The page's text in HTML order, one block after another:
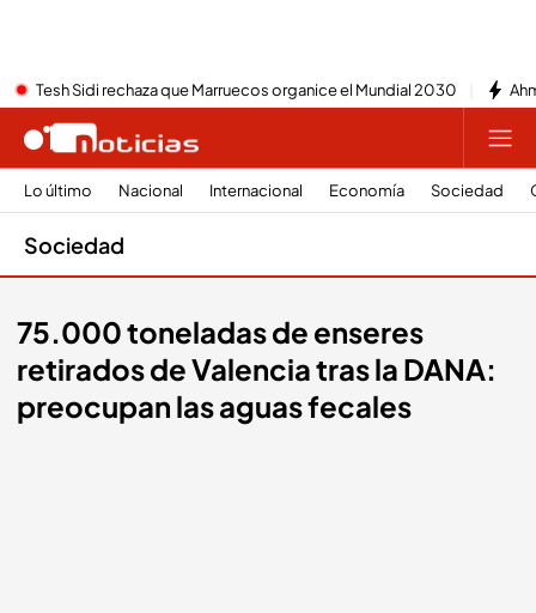
Tesh Sidi rechaza que Marruecos organice el Mundial 2030
Lo último Nacional Internacional Economía Sociedad
Sociedad
75.000 toneladas de enseres
retirados de Valencia tras la DANA:
preocupan las aguas fecales